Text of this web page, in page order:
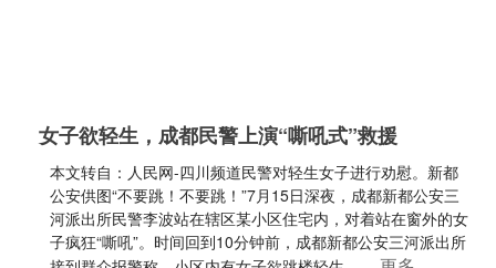
女子欲轻生，成都民警上演“嘶吼式”救援
本文转自：人民网-四川频道民警对轻生女子进行劝慰。新都
公安供图“不要跳！不要跳！”7月15日深夜，成都新都公安三
河派出所民警李波站在辖区某小区住宅内，对着站在窗外的女
子疯狂“嘶吼”。时间回到10分钟前，成都新都公安三河派出所